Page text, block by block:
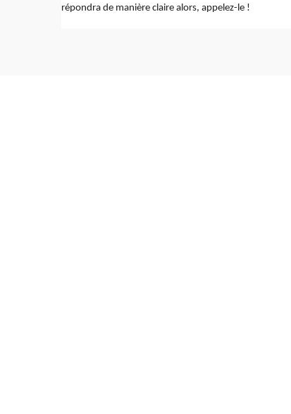
répondra de manière claire alors, appelez-le !